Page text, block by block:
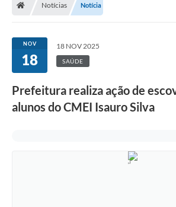
Notícias Notícia
NOV
18
18 NOV 2025
SAÚDE
Prefeitura realiza ação de
alunos do CMEI Isauro Silva